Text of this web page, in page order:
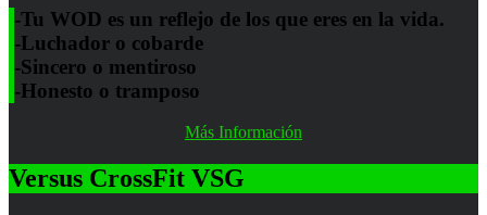
-Tu WOD es un reflejo de los que eres en la vida.
-Luchador o cobarde
-Sincero o mentiroso
-Honesto o tramposo
Más Información
Versus CrossFit VSG